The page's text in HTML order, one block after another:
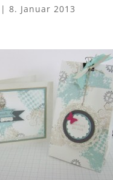
| 8. Januar 2013